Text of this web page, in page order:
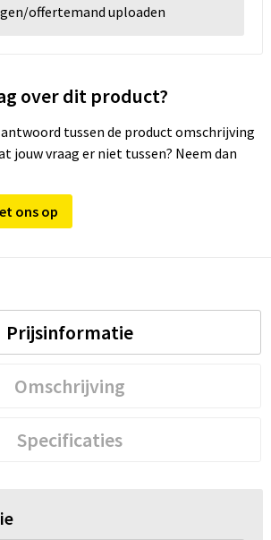
offertemand uploaden
over dit product?
tussen de product omschrijving
jouw vraag er niet tussen? Neem dan
ons op
Prijsinformatie
Omschrijving
Specificaties